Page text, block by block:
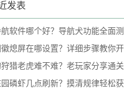
发表
软件哪个好？导航犬功能全面测
熄屏在哪设置？详细步骤教你开
猎老虎难不难？老玩家分享通关
磷虾几点刷新？摸清规律轻松获